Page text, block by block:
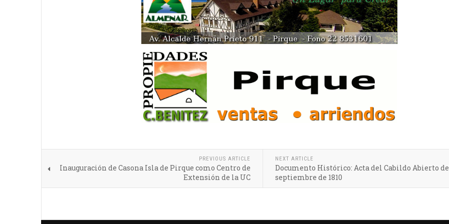
PREVIOUS ARTICLE
Inauguración de Casona Isla de Pirque como Centro de
Extensión de la UC
NEXT ARTICLE
Documento Histórico: Acta del Cabildo Abierto
septiembre de 1810